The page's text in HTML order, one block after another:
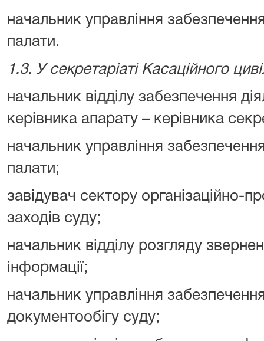
начальник управління
палати.
1.3. У секретаріаті Касаційного
начальник відділу забезпечення
керівника апарату – керівника
начальник управління
палати;
завідувач сектору організаційно-
заходів суду;
начальник відділу розгляду
інформації;
начальник управління
документообігу суду;